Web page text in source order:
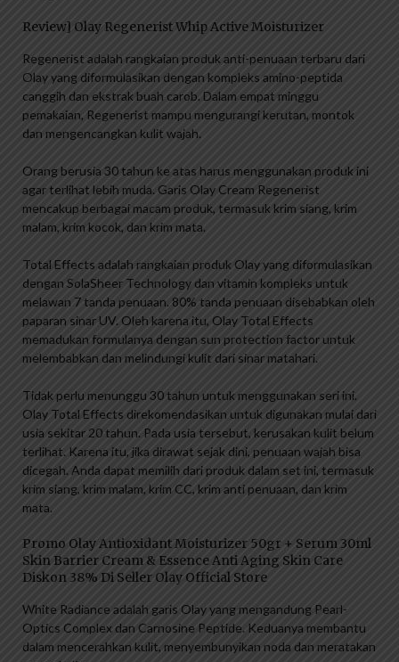
Review] Olay Regenerist Whip Active Moisturizer
Regenerist adalah rangkaian produk anti-penuaan terbaru dari
Olay yang diformulasikan dengan kompleks amino-peptida
canggih dan ekstrak buah carob. Dalam empat minggu
pemakaian, Regenerist mampu mengurangi kerutan, montok
dan mengencangkan kulit wajah.
Orang berusia 30 tahun ke atas harus menggunakan produk ini
agar terlihat lebih muda. Garis Olay Cream Regenerist
mencakup berbagai macam produk, termasuk krim siang, krim
malam, krim kocok, dan krim mata.
Total Effects adalah rangkaian produk Olay yang diformulasikan
dengan SolaSheer Technology dan vitamin kompleks untuk
melawan 7 tanda penuaan. 80% tanda penuaan disebabkan oleh
paparan sinar UV. Oleh karena itu, Olay Total Effects
memadukan formulanya dengan sun protection factor untuk
melembabkan dan melindungi kulit dari sinar matahari.
Tidak perlu menunggu 30 tahun untuk menggunakan seri ini.
Olay Total Effects direkomendasikan untuk digunakan mulai dari
usia sekitar 20 tahun. Pada usia tersebut, kerusakan kulit belum
terlihat. Karena itu, jika dirawat sejak dini, penuaan wajah bisa
dicegah. Anda dapat memilih dari produk dalam set ini, termasuk
krim siang, krim malam, krim CC, krim anti penuaan, dan krim
mata.
Promo Olay Antioxidant Moisturizer 50gr + Serum 30ml
Skin Barrier Cream & Essence Anti Aging Skin Care
Diskon 38% Di Seller Olay Official Store
White Radiance adalah garis Olay yang mengandung Pearl-
Optics Complex dan Carnosine Peptide. Keduanya membantu
dalam mencerahkan kulit, menyembunyikan noda dan meratakan